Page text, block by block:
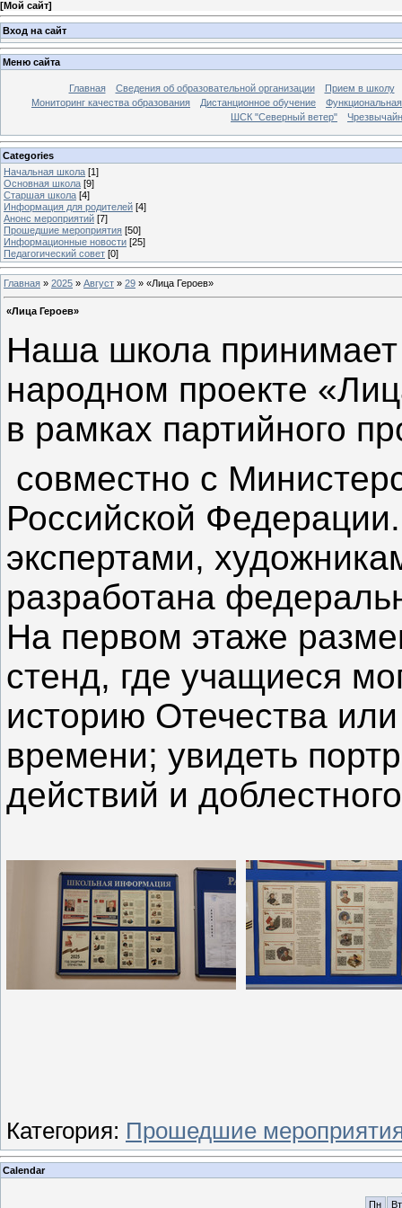
[Мой сайт]
Вход на сайт
Меню сайта
Главная Сведения об образовательной организации
Прием в школу
Мониторинг качества образования
Дистанционное обучение
ШСК "Северный ветер"
Categories
Начальная школа [1]
Основная школа [9]
Старшая школа [4]
Информация для родителей [4]
Анонс мероприятий [7]
Прошедшие мероприятия [50]
Информационные новости [25]
Педагогический совет [0]
Главная » 2025 » Август » 29 » «Лица Героев»
«Лица Героев»
Наша школа принимает
народном проекте
в рамках партийного
совместно с
Российской
экспертами,
разработана
На первом этаже
стенд, где учащиеся
историю Отечества
времени; увидеть
действий и
Категория: Прошедшие
Calendar
Пн
Вт